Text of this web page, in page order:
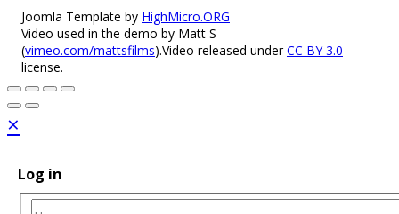
Joomla Template by HighMicro.ORG
Video used in the demo by Matt S
(vimeo.com/mattsfilms).Video released underCC BY 3.0
license.
×
Log in